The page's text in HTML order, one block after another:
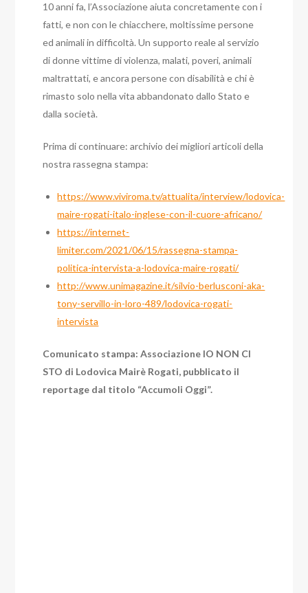
10 anni fa, l’Associazione aiuta concretamente con i
fatti, e non con le chiacchere, moltissime persone
ed animali in difficoltà. Un supporto reale al servizio
di donne vittime di violenza, malati, poveri, animali
maltrattati, e ancora persone con disabilità e chi è
rimasto solo nella vita abbandonato dallo Stato e
dalla società.
Prima di continuare: archivio dei migliori articoli della
nostra rassegna stampa:
https://www.viviroma.tv/attualita/interview/lodovica-
maire-rogati-italo-inglese-con-il-cuore-africano/
https://internet-
limiter.com/2021/06/15/rassegna-stampa-
politica-intervista-a-lodovica-maire-rogati/
http://www.unimagazine.it/silvio-berlusconi-aka-
tony-servillo-in-loro-489/lodovica-rogati-
intervista
Comunicato stampa: Associazione IO NON CI
STO di Lodovica Mairè Rogati, pubblicato il
reportage dal titolo “Accumoli Oggi”.